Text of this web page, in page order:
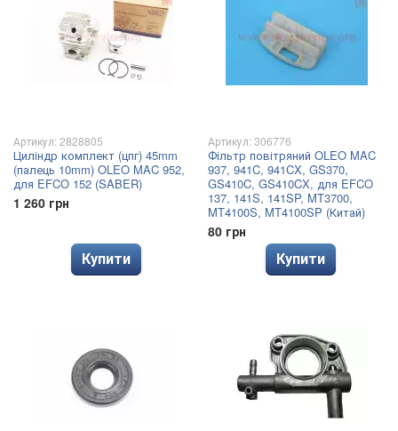
Артикул: 2828805
Циліндр комплект (цпг) 45mm
(палець 10mm) OLEO MAC 952,
для EFCO 152 (SABER)
1 260 грн
Купити
Артикул: 306776
Фільтр повітряний OLEO MAC
937, 941C, 941CX, GS370,
GS410C, GS410CX, для EFCO
137, 141S, 141SP, MT3700,
MT4100S, MT4100SP (Китай)
80 грн
Купити